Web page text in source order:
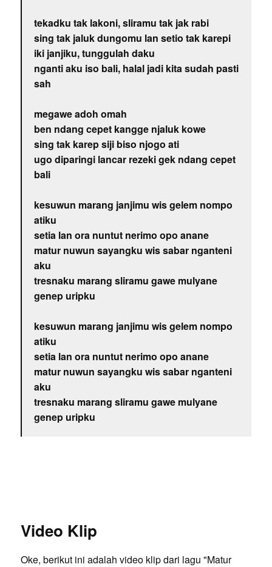
tekadku tak lakoni, sliramu tak jak rabi
sing tak jaluk dungomu lan setio tak karepi
iki janjiku, tunggulah daku
nganti aku iso bali, halal jadi kita sudah pasti
sah
megawe adoh omah
ben ndang cepet kangge njaluk kowe
sing tak karep siji biso njogo ati
ugo diparingi lancar rezeki gek ndang cepet
bali
kesuwun marang janjimu wis gelem nompo
atiku
setia lan ora nuntut nerimo opo anane
matur nuwun sayangku wis sabar nganteni
aku
tresnaku marang sliramu gawe mulyane
genep uripku
kesuwun marang janjimu wis gelem nompo
atiku
setia lan ora nuntut nerimo opo anane
matur nuwun sayangku wis sabar nganteni
aku
tresnaku marang sliramu gawe mulyane
genep uripku
Video Klip
Oke, berikut ini adalah video klip dari lagu "Matur